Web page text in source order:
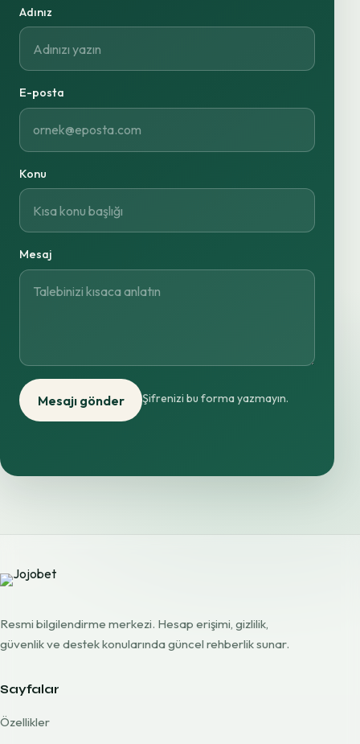
Adınız
E-posta
Konu
Mesaj
Mesajı gönder Şifrenizi bu forma yazmayın.
Resmi bilgilendirme merkezi. Hesap erişimi, gizlilik,
güvenlik ve destek konularında güncel rehberlik sunar.
Sayfalar
Özellikler